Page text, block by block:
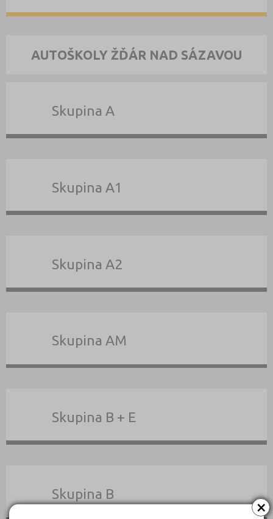
×
AUTOŠKOLY ŽĎÁR NAD SÁZAVOU
Skupina A
Skupina A1
Skupina A2
Skupina AM
Skupina B + E
Skupina B